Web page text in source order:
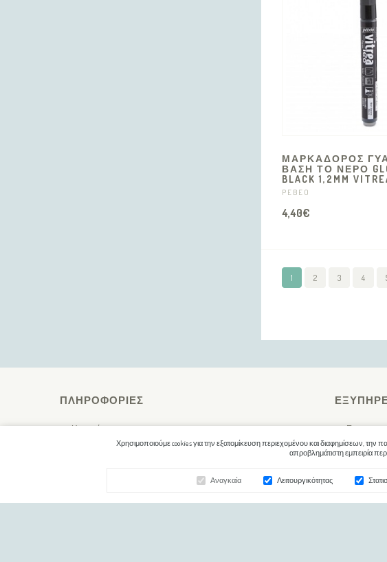
Χρησιμοποιούμε cookies για την εξατομίκευση περιεχομένου και διαφημίσεων,
απροβλημάτιστη εμπειρία
Αναγκαία Λειτουργικότητας
ΜΑΡΚΑΔΟΡΟΣ
ΒΑΣΗ ΤΟ ΝΕΡΟ
BLACK 1,2MM
PEBEO
4,40€
1 2 3 4
ΠΛΗΡΟΦΟΡΊΕΣ
Η εταιρία μας
Τρόποι Αποστολής / Πληρωμής
Ο
Ιστορικό